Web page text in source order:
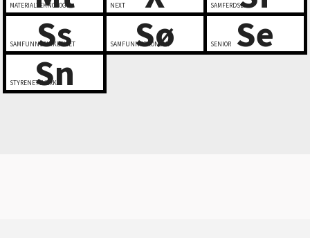
MATERIALTEKNOLOGI NEXT SAMFERDSEL
Ss
SAMFUNNSSIKKERHET Sø
SAMFUNNSØKONOMI Se
SENIOR
Sn
STYRENETTVERK